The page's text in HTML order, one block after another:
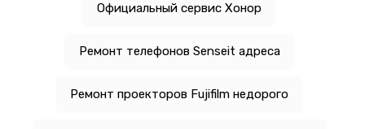
Официальный сервис Хонор
Ремонт телефонов Senseit адреса
Ремонт проекторов Fujifilm недорого